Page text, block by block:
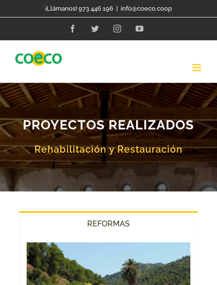
content
¡Llámanos! 973 446 196 info@coeco.coop
FacebookTwitterInstagramYouTube
PROYECTOS REALIZADOS
Rehabilitación y Restauración
REFORMAS